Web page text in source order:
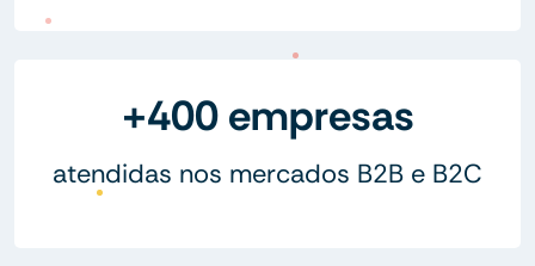
+400 empresas
atendidas nos mercados B2B e B2C